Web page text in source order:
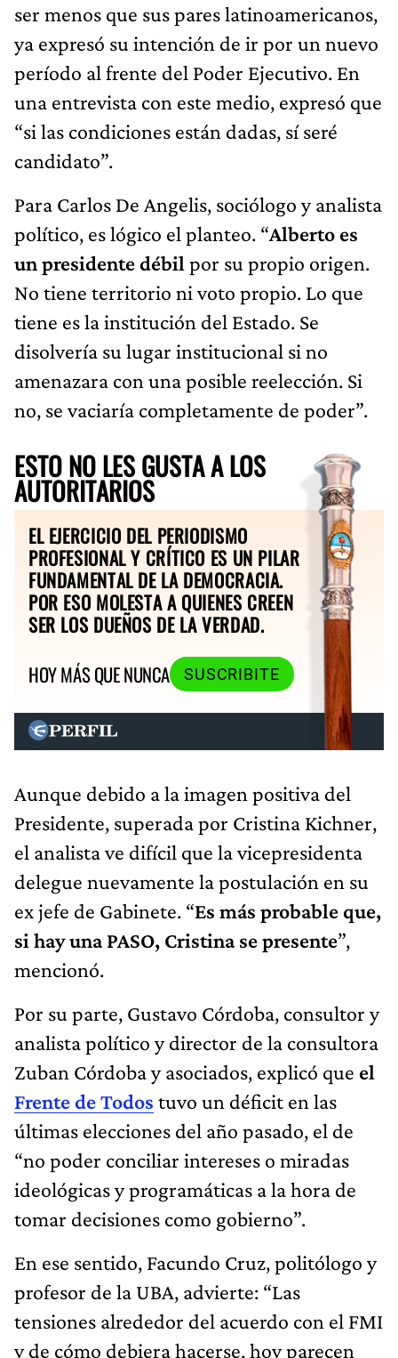
ser menos que sus pares latinoamericanos,
ya expresó su intención de ir por un nuevo
período al frente del Poder Ejecutivo. En
una entrevista con este medio, expresó que
“si las condiciones están dadas, sí seré
candidato”.
Para Carlos De Angelis, sociólogo y analista
político, es lógico el planteo. “Alberto es
un presidente débil por su propio origen.
No tiene territorio ni voto propio. Lo que
tiene es la institución del Estado. Se
disolvería su lugar institucional si no
amenazara con una posible reelección. Si
no, se vaciaría completamente de poder”.
ESTO NO LES GUSTA A LOS
AUTORITARIOS
EL EJERCICIO DEL PERIODISMO
PROFESIONAL Y CRÍTICO ES UN PILAR
FUNDAMENTAL DE LA DEMOCRACIA.
POR ESO MOLESTA A QUIENES CREEN
SER LOS DUEÑOS DE LA VERDAD.
HOY MÁS QUE NUNCA
SUSCRIBITE
Aunque debido a la imagen positiva del
Presidente, superada por Cristina Kichner,
el analista ve difícil que la vicepresidenta
delegue nuevamente la postulación en su
ex jefe de Gabinete. “Es más probable que,
si hay una PASO, Cristina se presente”,
mencionó.
Por su parte, Gustavo Córdoba, consultor y
analista político y director de la consultora
Zuban Córdoba y asociados, explicó que el
Frente de Todos tuvo un déficit en las
últimas elecciones del año pasado, el de
“no poder conciliar intereses o miradas
ideológicas y programáticas a la hora de
tomar decisiones como gobierno”.
En ese sentido, Facundo Cruz, politólogo y
profesor de la UBA, advierte: “Las
tensiones alrededor del acuerdo con el FMI
y de cómo debiera hacerse, hoy parecen